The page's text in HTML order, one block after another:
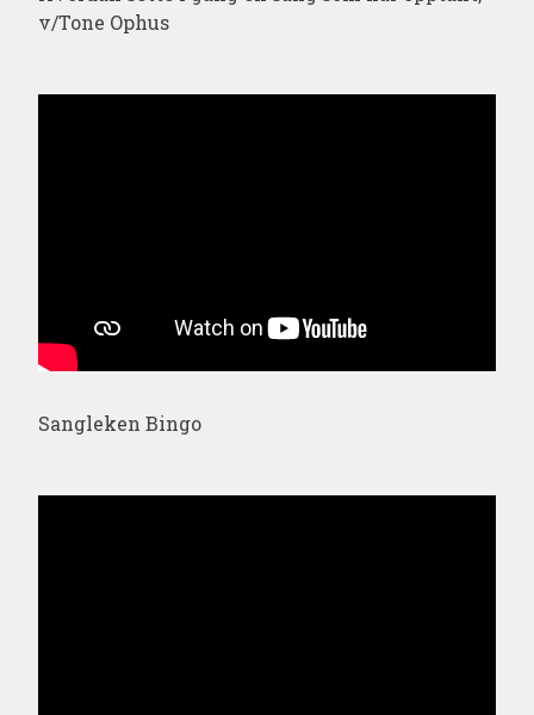
v/Tone Ophus
Sangleken Bingo